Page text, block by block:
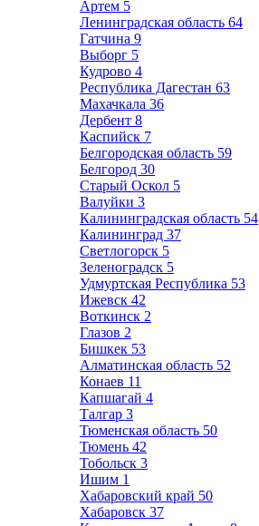
Артем 5
Ленинградская область 64
Гатчина 9
Выборг 5
Кудрово 4
Республика Дагестан 63
Махачкала 36
Дербент 8
Каспийск 7
Белгородская область 59
Белгород 30
Старый Оскол 5
Валуйки 3
Калининградская область 54
Калининград 37
Светлогорск 5
Зеленоградск 5
Удмуртская Республика 53
Ижевск 42
Воткинск 2
Глазов 2
Бишкек 53
Алматинская область 52
Конаев 11
Капшагай 4
Талгар 3
Тюменская область 50
Тюмень 42
Тобольск 3
Ишим 1
Хабаровский край 50
Хабаровск 37